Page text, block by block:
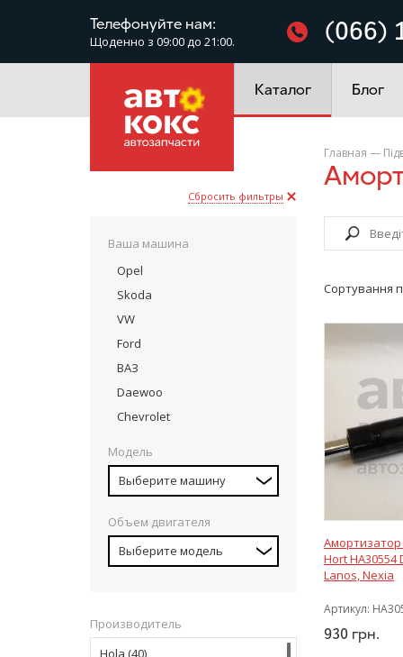
Телефонуйте нам:
Щоденно з 09:00 до 21:00. (066)
Каталог
Електроустаткування
Блог
Сбросить фильтры
Ваша машина
Opel
Skoda
VW
Ford
ВАЗ
Daewoo
Chevrolet
Модель
Выберите машину
Объем двигателя
Выберите модель
Производитель
Hola (40)
Главная —
Сортування
Амортизатор
Hort
Lanos, Nexia
Артикул:
930 грн.